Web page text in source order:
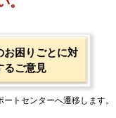
お困りごとに対
るご意見
トセンターへ遷移します。